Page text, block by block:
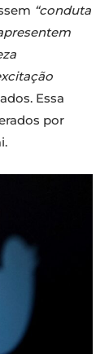
“conduta
Essa
por